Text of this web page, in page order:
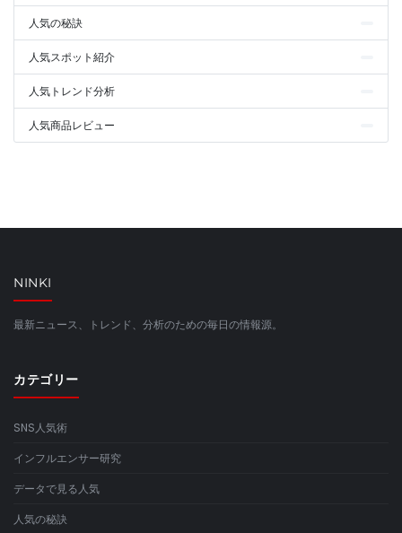
人気の秘訣
人気スポット紹介
人気トレンド分析
人気商品レビュー
NINKI
最新ニュース、トレンド、分析のための毎日の情報源。
カテゴリー
SNS人気術
インフルエンサー研究
データで見る人気
人気の秘訣